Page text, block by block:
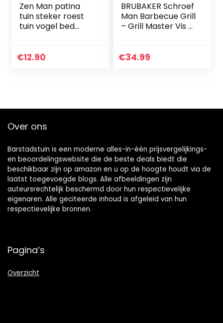
Zen Man patina
tuin steker roest
tuin vogel bed
glazen vogel
€12.90
BRUBAKER Schroef
Man Barbecue Grill
– Grill Master Vis –
Man – Metal Figure
€34.99
Over ons
Barstadstuin is een moderne alles-in-één prijsvergelijkings-
en beoordelingswebsite die de beste deals biedt die
beschikbaar zijn op amazon en u op de hoogte houdt via de
laatst toegevoegde blogs. Alle afbeeldingen zijn
auteursrechtelijk beschermd door hun respectievelijke
eigenaren. Alle geciteerde inhoud is afgeleid van hun
respectievelijke bronnen.
Pagina’s
Overzicht